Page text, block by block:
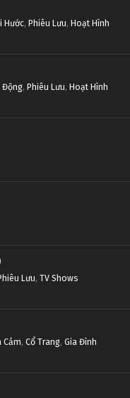
Hước, Phiêu Lưu, Hoạt Hình
Động, Phiêu Lưu, Hoạt Hình
Lưu, TV Shows
Cảm, Cổ Trang, Gia Đình